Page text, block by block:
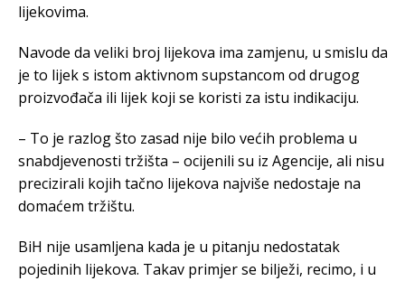
lijekovima.
Navode da veliki broj lijekova ima zamjenu, u smislu da
je to lijek s istom aktivnom supstancom od drugog
proizvođača ili lijek koji se koristi za istu indikaciju.
– To je razlog što zasad nije bilo većih problema u
snabdjevenosti tržišta – ocijenili su iz Agencije, ali nisu
precizirali kojih tačno lijekova najviše nedostaje na
domaćem tržištu.
BiH nije usamljena kada je u pitanju nedostatak
pojedinih lijekova. Takav primjer se bilježi, recimo, i u